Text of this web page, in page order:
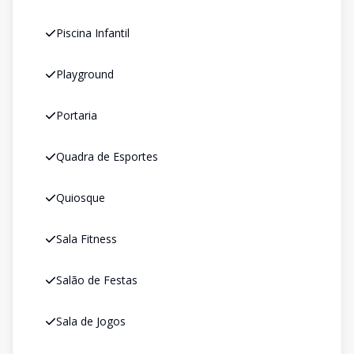
Piscina Infantil
Playground
Portaria
Quadra de Esportes
Quiosque
Sala Fitness
Salão de Festas
Sala de Jogos